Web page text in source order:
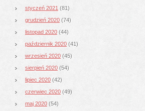
styczeń 2021 (81)
grudzień 2020 (74)
listopad 2020 (44)
październik 2020 (41)
wrzesień 2020 (45)
sierpień 2020 (54)
lipiec 2020 (42)
czerwiec 2020 (49)
maj 2020 (54)